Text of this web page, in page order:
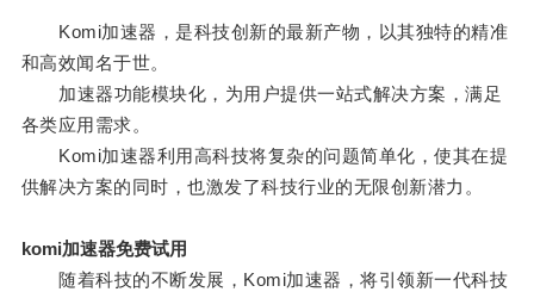
Komi加速器，是科技创新的最新产物，以其独特的精准
和高效闻名于世。
加速器功能模块化，为用户提供一站式解决方案，满足
各类应用需求。
Komi加速器利用高科技将复杂的问题简单化，使其在提
供解决方案的同时，也激发了科技行业的无限创新潜力。
komi加速器免费试用
随着科技的不断发展，Komi加速器，将引领新一代科技